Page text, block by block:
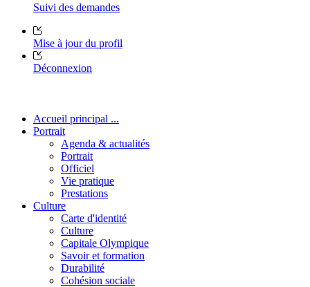
Suivi des demandes
Mise à jour du profil
Déconnexion
Accueil principal ...
Portrait
Agenda & actualités
Portrait
Officiel
Vie pratique
Prestations
Culture
Carte d'identité
Culture
Capitale Olympique
Savoir et formation
Durabilité
Cohésion sociale